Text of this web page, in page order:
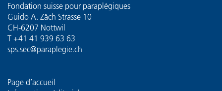
Fondation suisse pour paraplégiques
Guido A. Zäch Strasse 10
CH-6207 Nottwil
T +41 41 939 63 63
sps.sec@paraplegie.ch
Page d’accueil